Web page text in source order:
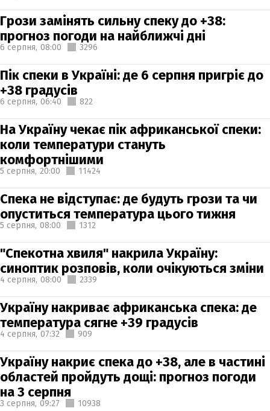
Грози замінять сильну спеку до +38:
прогноз погоди на найближчі дні
6 серпня, 08:00 3296
Пік спеки в Україні: де 6 серпня пригріє до
+38 градусів
6 серпня, 06:40 822
На Україну чекає пік африканської спеки:
коли температури стануть
комфортнішими
5 серпня, 20:00 11424
Спека не відступає: де будуть грози та чи
опуститься температура цього тижня
5 серпня, 08:00 1312
"Спекотна хвиля" накрила Україну:
синоптик розповів, коли очікуються зміни
4 серпня, 08:00 2339
Україну накриває африканська спека: де
температура сягне +39 градусів
4 серпня, 07:32 909
Україну накриє спека до +38, але в частині
областей пройдуть дощі: прогноз погоди
на 3 серпня
3 серпня, 09:27 10938